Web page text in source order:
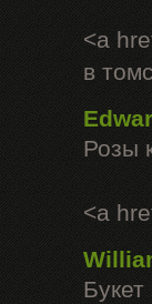
<a
в
Розы
<a